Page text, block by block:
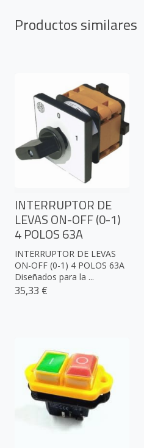
Productos similares
INTERRUPTOR DE
LEVAS ON-OFF (0-1)
4 POLOS 63A
INTERRUPTOR DE LEVAS
ON-OFF (0-1) 4 POLOS 63A
Diseñados para la ...
35,33 €